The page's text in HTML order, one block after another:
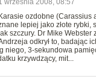
września 2008, 08:57
Karasie ozdobne (Carassius
lepiej jako złote rybki,
szczury. Dr Mike Webster
odkrył to, badając
niego, 3-sekundowa
krzywdzący, mit...